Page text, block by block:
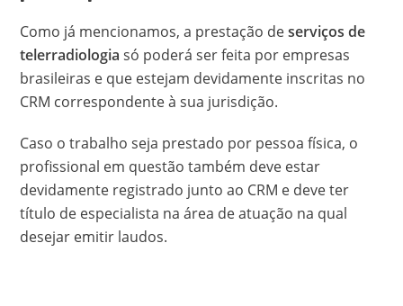
Como já mencionamos, a prestação deserviços de
telerradiologia só poderá ser feita por empresas
brasileiras e que estejam devidamente inscritas no
CRM correspondente à sua jurisdição.
Caso o trabalho seja prestado por pessoa física, o
profissional em questão também deve estar
devidamente registrado junto ao CRM e deve ter
título de especialista na área de atuação na qual
desejar emitir laudos.